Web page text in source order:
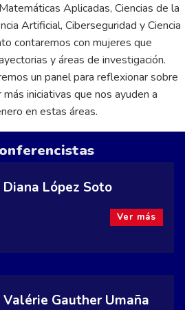
Aplicadas, Ciencias de la
Artificial, Ciberseguridad y Ciencia
contaremos con mujeres que
y áreas de investigación.
un panel para reflexionar sobre
iniciativas que nos ayuden a
en estas áreas.
Diana López Soto
Ver más
Valérie Gauther Umaña